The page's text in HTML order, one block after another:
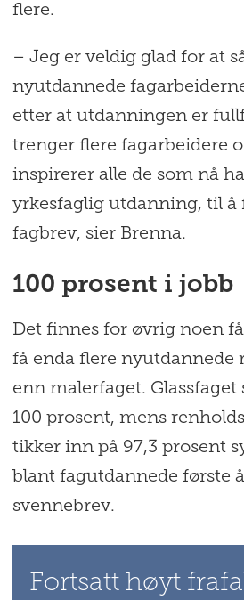
flere.
– Jeg er veldig glad for at
nyutdannede
etter at utdanningen er
trenger flere fagarbeidere
inspirerer alle de som nå
yrkesfaglig utdanning, til å
fagbrev, sier Brenna.
100 prosent i jobb
Det finnes for øvrig noen
få enda flere nyutdannede
enn malerfaget.
100 prosent, mens
tikker inn på 97,3 prosent
blant fagutdannede første
svennebrev.
Fortsatt høyt